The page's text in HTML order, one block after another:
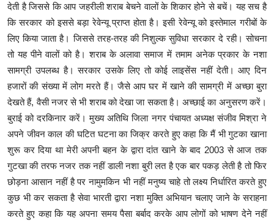
देती है जिससे कि आप जहरीली शराब बेचने वालों के शिकार होने से बचें। यह सच है
कि सरकार को इससे बड़ा रेवेन्यू प्राप्त होता है। इसी रेवेन्यू को इस्तेमाल गरीबों के
लिए किया जाता है। जिससे तरह-तरह की निशुल्क सुविधा सरकार दे रही। सोचना
तो यह पीने वालों को है। शराब के अलावा समाज में तमाम अनेक प्रकार के नशा
सामग्री उपलब्ध है। सरकार उसके लिए तो कोई लाइसेंस नहीं देती। आए दिन
हजारों की संख्या में लोग मरते हैं। जैसे आप घर में खाने की सामग्री में अच्छा बुरा
देखते हैं, वैसी नजर से भी शराब को देखा जा सकता है। अच्छाई का अनुसरण करें।
बुराई को दरकिनार करें। मुख्य अतिथि जिला नगर पंचायत अध्यक्ष संजीव मिश्रा ने
अपने जीवन काल की घटित घटना का जिक्र करते हुए कहा कि मैं भी गुटका खाना
शुरू कर दिया था मेरी अपनी बहन के द्वारा दांत खाने के बाद 2003 से आज तक
गुटखा की तरफ नजर तक नहीं डाली नशा बुरी लत है एक बार पकड़ लेती है तो फिर
छोड़ना आसान नहीं है पर नामुमकिन भी नहीं मनुष्य चाहे तो लक्ष्य निर्धारित करते हुए
कुछ भी कर सकता है सेवा भारती द्वारा नशा मुक्ति अभियान चलाए जाने के सराहना
करते हुए कहा कि यह अपना समय पैसा बर्बाद करके आप लोगों को भाषण देने नहीं